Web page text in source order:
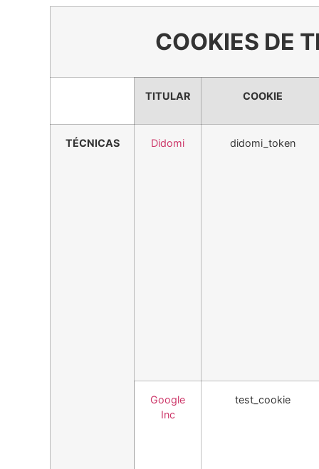
COOKIES DE
TITULAR COOKIE
TÉCNICAS Didomi didomi_token
Google
Inc
test_cookie